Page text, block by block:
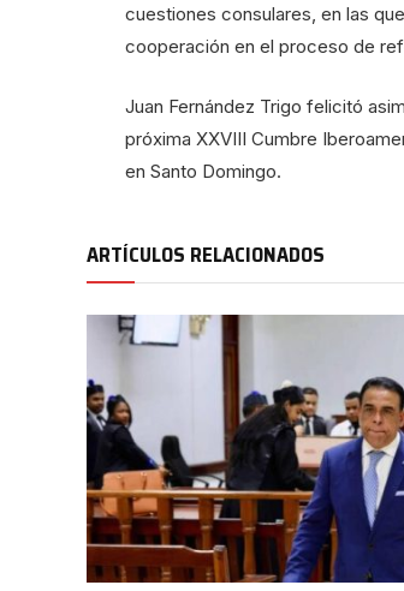
cuestiones consulares, en las
cooperación en el proceso de
Juan Fernández Trigo felicitó
próxima XXVIII Cumbre
en Santo Domingo.
ARTÍCULOS RELACIONADOS